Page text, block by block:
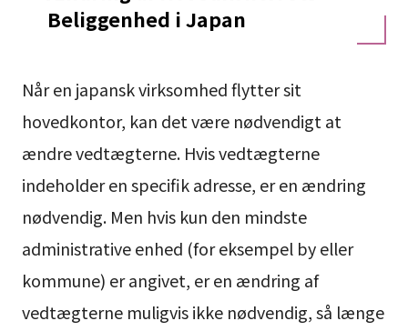
Beliggenhed i Japan
Når en japansk virksomhed flytter sit
hovedkontor, kan det være nødvendigt at
ændre vedtægterne. Hvis vedtægterne
indeholder en specifik adresse, er en ændring
nødvendig. Men hvis kun den mindste
administrative enhed (for eksempel by eller
kommune) er angivet, er en ændring af
vedtægterne muligvis ikke nødvendig, så længe